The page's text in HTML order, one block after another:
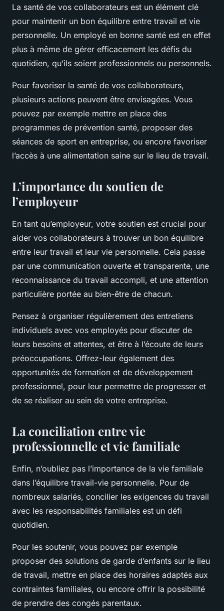
La santé de vos collaborateurs est un élément clé
pour maintenir un bon équilibre entre travail et vie
personnelle. Un employé en bonne santé est en effet
plus à même de gérer efficacement les défis du
quotidien, qu’ils soient professionnels ou personnels.
Pour favoriser la santé de vos collaborateurs,
plusieurs actions peuvent être envisagées. Vous
pouvez par exemple mettre en place des
programmes de prévention santé, proposer des
séances de sport en entreprise, ou encore favoriser
l’accès à une alimentation saine sur le lieu de travail.
L’importance du soutien de
l’employeur
En tant qu’employeur, votre soutien est crucial pour
aider vos collaborateurs à trouver un bon équilibre
entre leur travail et leur vie personnelle. Cela passe
par une communication ouverte et transparente, une
reconnaissance du travail accompli, et une attention
particulière portée au bien-être de chacun.
Pensez à organiser régulièrement des entretiens
individuels avec vos employés pour discuter de
leurs besoins et attentes, et être à l’écoute de leurs
préoccupations. Offrez-leur également des
opportunités de formation et de développement
professionnel, pour leur permettre de progresser et
de se réaliser au sein de votre entreprise.
La conciliation entre vie
professionnelle et vie familiale
Enfin, n’oubliez pas l’importance de la vie familiale
dans l’équilibre travail-vie personnelle. Pour de
nombreux salariés, concilier les exigences du travail
avec les responsabilités familiales est un défi
quotidien.
Pour les soutenir, vous pouvez par exemple
proposer des solutions de garde d’enfants sur le lieu
de travail, mettre en place des horaires adaptés aux
contraintes familiales, ou encore offrir la possibilité
de prendre des congés parentaux.